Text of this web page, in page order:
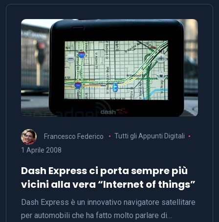
Francesco Federico
Tutti gli Appunti Digitali
1 Aprile 2008
Dash Express ci porta sempre più
vicini alla vera “Internet of things”
Dash Express è un innovativo navigatore satellitare
per automobili che ha fatto molto parlare di…